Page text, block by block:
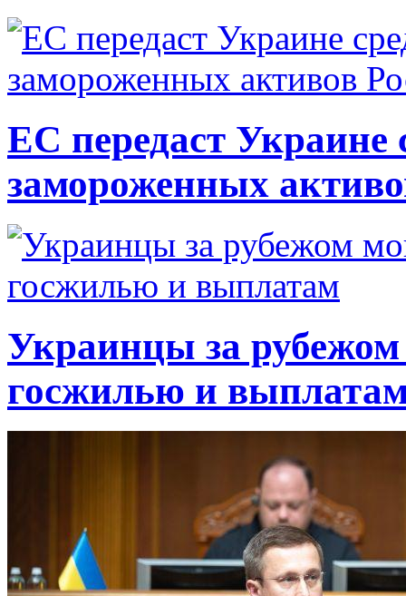
ЕС передаст Украине
замороженных
Украинцы за рубежом
госжилью и